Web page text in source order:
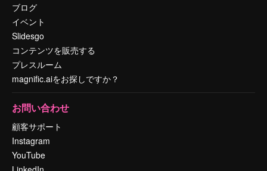
ブログ
イベント
Slidesgo
コンテンツを販売する
プレスルーム
magnific.aiをお探しですか？
お問い合わせ
顧客サポート
Instagram
YouTube